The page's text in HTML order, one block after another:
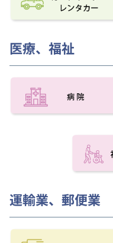
医療、福祉
運輸業、郵便業